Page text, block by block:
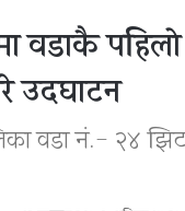
वडाकै
उदघाटन
वडा नं.- २४